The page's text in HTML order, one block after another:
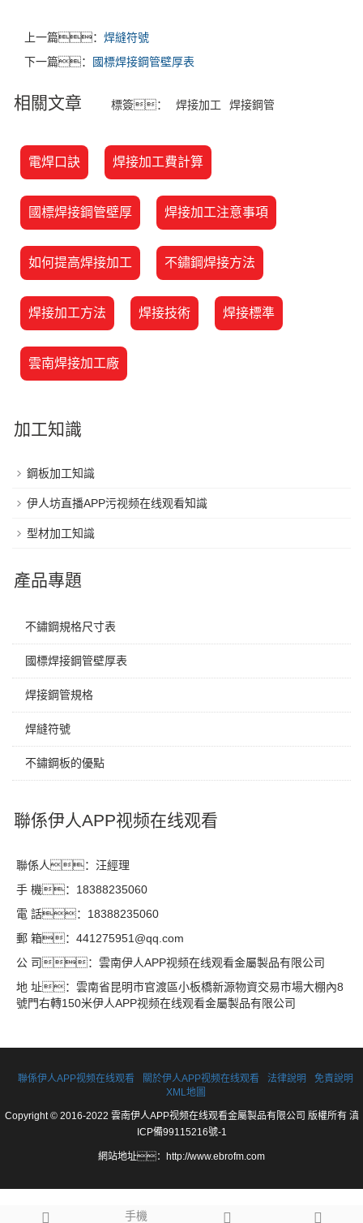
上一篇： 焊縫符號
下一篇：
國標焊接鋼管壁厚表
相關文章 標簽： 焊接加工 焊接鋼管
電焊口訣 焊接加工費計算
國標焊接鋼管壁厚 焊接加工注意事項
如何提高焊接加工 不鏽鋼焊接方法
焊接加工方法 焊接技術 焊接標準
雲南焊接加工廠
加工知識
鋼板加工知識
伊人坊直播APP污视频在线观看知識
型材加工知識
產品專題
不鏽鋼規格尺寸表
國標焊接鋼管壁厚表
焊接鋼管規格
焊縫符號
不鏽鋼板的優點
聯係伊人APP视频在线观看
聯係人：汪經理
手 機：18388235060
電 話：18388235060
郵 箱：441275951@qq.com
公 司：雲南伊人APP视频在线观看金屬製品有限公司
地 址：雲南省昆明市官渡區小板橋新源物資交易市場大棚內8
號門右轉150米伊人APP视频在线观看金屬製品有限公司
手機
聯係伊人APP视频在线观看 關於伊人APP视频在线观看 法律說明
免責說明
XML地圖
Copyright © 2016-2022 雲南伊人APP视频在线观看金屬製品有限公司 版權所有 滇
ICP備99115216號-1
網站地址： http://www.ebrofm.com